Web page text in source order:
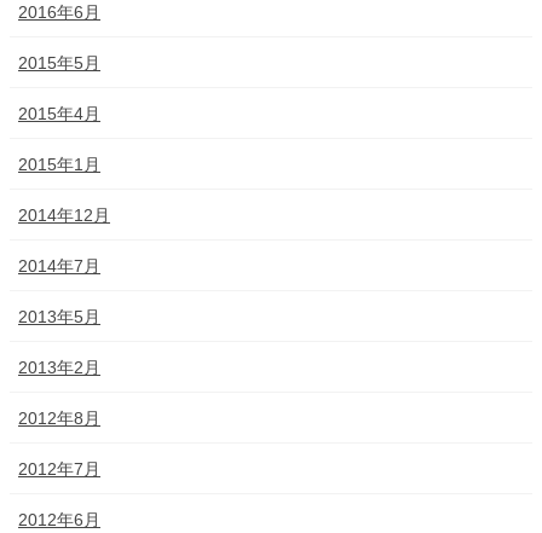
2016年6月
2015年5月
2015年4月
2015年1月
2014年12月
2014年7月
2013年5月
2013年2月
2012年8月
2012年7月
2012年6月